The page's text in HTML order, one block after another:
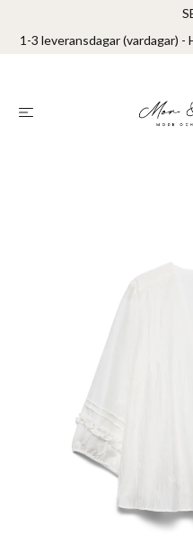
1-3 leveransdagar (vardagar)